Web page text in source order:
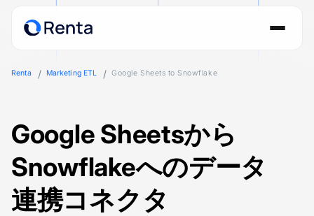
Renta Marketing ETL Google Sheets to Snowflake
Google Sheetsから
Snowflakeへのデータ
連携コネクタ